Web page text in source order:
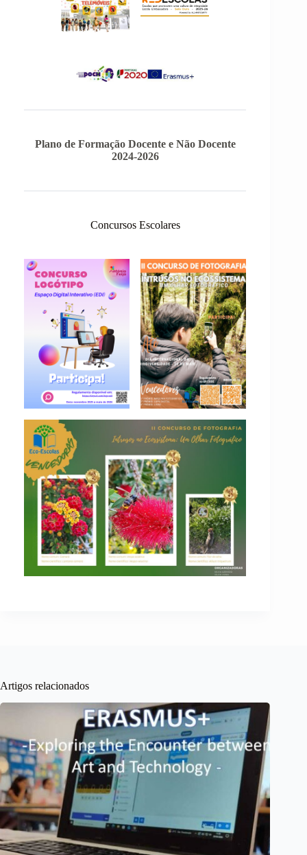
Plano de Formação Docente e Não Docente
2024-2026
Concursos Escolares
Artigos relacionados